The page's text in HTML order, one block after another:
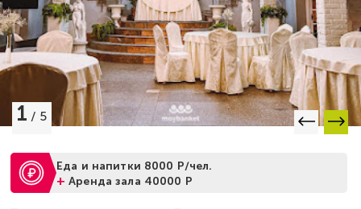
1 / 5
Еда и напитки 8000 Р/чел.
+ Аренда зала 40000 Р